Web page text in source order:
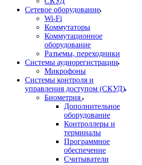
Сетевое оборудование
Wi-Fi
Коммутаторы
Коммутационное
оборудование
Разъемы, переходники
Системы аудиорегистрации
Микрофоны
Системы контроля и
управления доступом (СКУД)
Биометрия
Дополнительное
оборудование
Контроллеры и
терминалы
Программное
обеспечение
Считыватели